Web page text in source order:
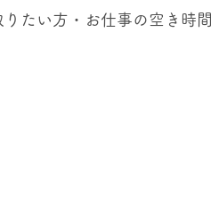
たい方・お仕事の空き時間